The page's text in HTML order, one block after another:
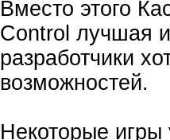
Вместо этого
Control лучшая
разработчики
возможностей.
Некоторые